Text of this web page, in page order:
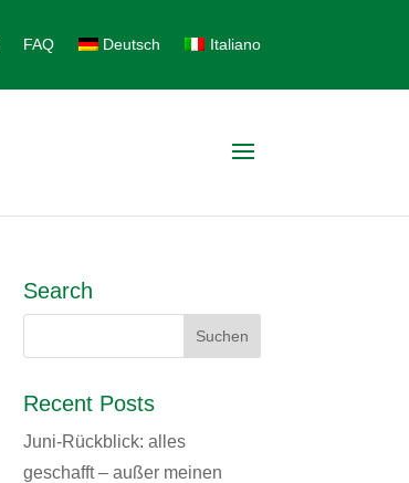
FAQ Deutsch Italiano
Search
Recent Posts
Juni-Rückblick: alles
geschafft – außer meinen